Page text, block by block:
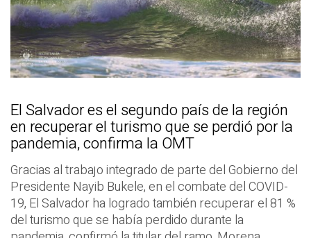
El Salvador es el segundo país de la región
en recuperar el turismo que se perdió por la
pandemia, confirma la OMT
Gracias al trabajo integrado de parte del Gobierno del
Presidente Nayib Bukele, en el combate del COVID-
19, El Salvador ha logrado también recuperar el 81 %
del turismo que se había perdido durante la